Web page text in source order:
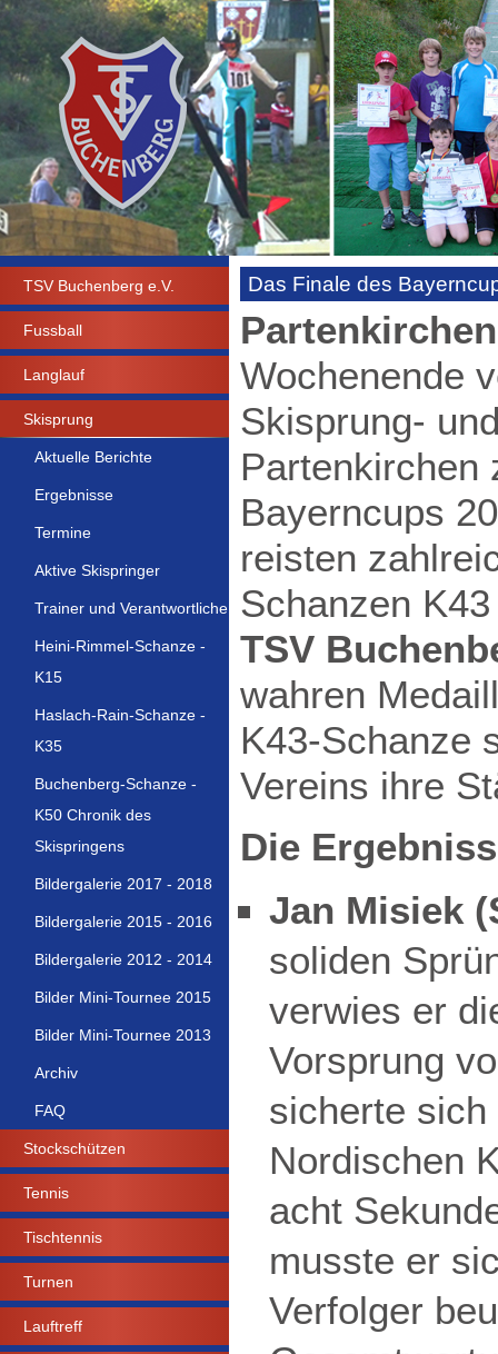
TSV Buchenberg e.V.
Fussball
Langlauf
Skisprung
Aktuelle Berichte
Ergebnisse
Termine
Aktive Skispringer
Trainer und Verantwortliche
Heini-Rimmel-Schanze -
K15
Haslach-Rain-Schanze -
K35
Buchenberg-Schanze -
K50 Chronik des
Skispringens
Bildergalerie 2017 - 2018
Bildergalerie 2015 - 2016
Bildergalerie 2012 - 2014
Bilder Mini-Tournee 2015
Bilder Mini-Tournee 2013
Archiv
FAQ
Stockschützen
Tennis
Tischtennis
Turnen
Lauftreff
Das Finale des
Wochenende
Skisprung-
Partenkirchen
Bayerncups
reisten
Schanzen
TSV
wahren
K43-Schanze
Vereins ihre
Die
Jan Misiek
soliden
verwies er
Vorsprung
sicherte
Nordischen
acht
musste er
Verfolger